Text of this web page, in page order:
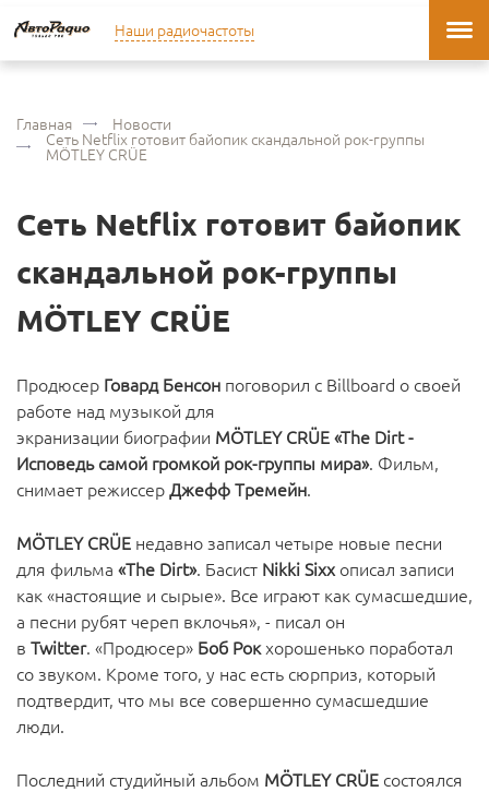
Наши радиочастоты
Главная Новости
Сеть Netflix готовит байопик скандальной рок-группы
MÖTLEY CRÜE
Сеть Netflix готовит байопик
скандальной рок-группы
MÖTLEY CRÜE
Продюсер Говард Бенсон поговорил с Billboard о своей
работе над музыкой для
экранизации биографии MÖTLEY CRÜE «The Dirt -
Исповедь самой громкой рок-группы мира». Фильм,
снимает режиссерДжефф Тремейн.
MÖTLEY CRÜE недавно записал четыре новые песни
для фильма «The Dirt». Басист Nikki Sixx описал записи
как «настоящие и сырые». Все играют как сумасшедшие,
а песни рубят череп вклочья», - писал он
в Twitter. «Продюсер» Боб Рокхорошенько поработал
со звуком. Кроме того, у нас есть сюрприз, который
подтвердит, что мы все совершенно сумасшедшие
люди.
Последний студийный альбом MÖTLEY CRÜE состоялся